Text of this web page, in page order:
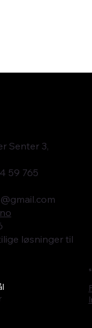
Senter 3,
59 765
løsninger til